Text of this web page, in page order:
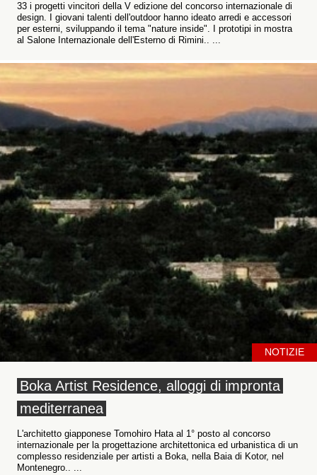
33 i progetti vincitori della V edizione del concorso internazionale di
design. I giovani talenti dell'outdoor hanno ideato arredi e accessori
per esterni, sviluppando il tema "nature inside". I prototipi in mostra
al Salone Internazionale dell'Esterno di Rimini.. ...
NOTIZIE
Boka Artist Residence, alloggi di impronta
mediterranea
L'architetto giapponese Tomohiro Hata al 1° posto al concorso
internazionale per la progettazione architettonica ed urbanistica di un
complesso residenziale per artisti a Boka, nella Baia di Kotor, nel
Montenegro.. ...